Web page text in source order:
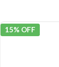
15% OFF